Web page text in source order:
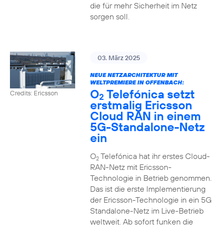
die für mehr Sicherheit im Netz
sorgen soll.
Credits: Ericsson
03. März 2025
NEUE NETZARCHITEKTUR MIT
WELTPREMIERE IN OFFENBACH:
O2 Telefónica setzt
erstmalig Ericsson
Cloud RAN in einem
5G-Standalone-Netz
ein
O2Telefónica hat ihr erstes Cloud-
RAN-Netz mit Ericsson-
Technologie in Betrieb genommen.
Das ist die erste Implementierung
der Ericsson-Technologie in ein 5G
Standalone-Netz im Live-Betrieb
weltweit. Ab sofort funken die